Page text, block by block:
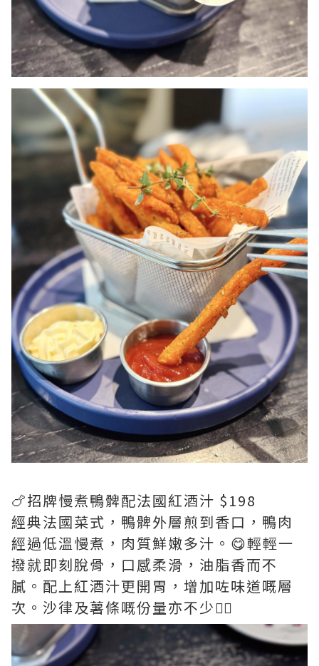
🍗招牌慢煮鴨髀配法國紅酒汁 $198
經典法國菜式，鴨髀外層煎到香口，鴨肉
經過低溫慢煮，肉質鮮嫩多汁。😋輕輕一
撥就即刻脫骨，口感柔滑，油脂香而不
膩。配上紅酒汁更開胃，增加咗味道嘅層
次。沙律及薯條嘅份量亦不少👍🏻